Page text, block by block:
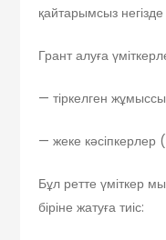
қайтарымсыз негізде
Грант алуға
— тіркелген
— жеке кәсіпкерлер
Бұл ретте үміткер
біріне жатуға тиіс: